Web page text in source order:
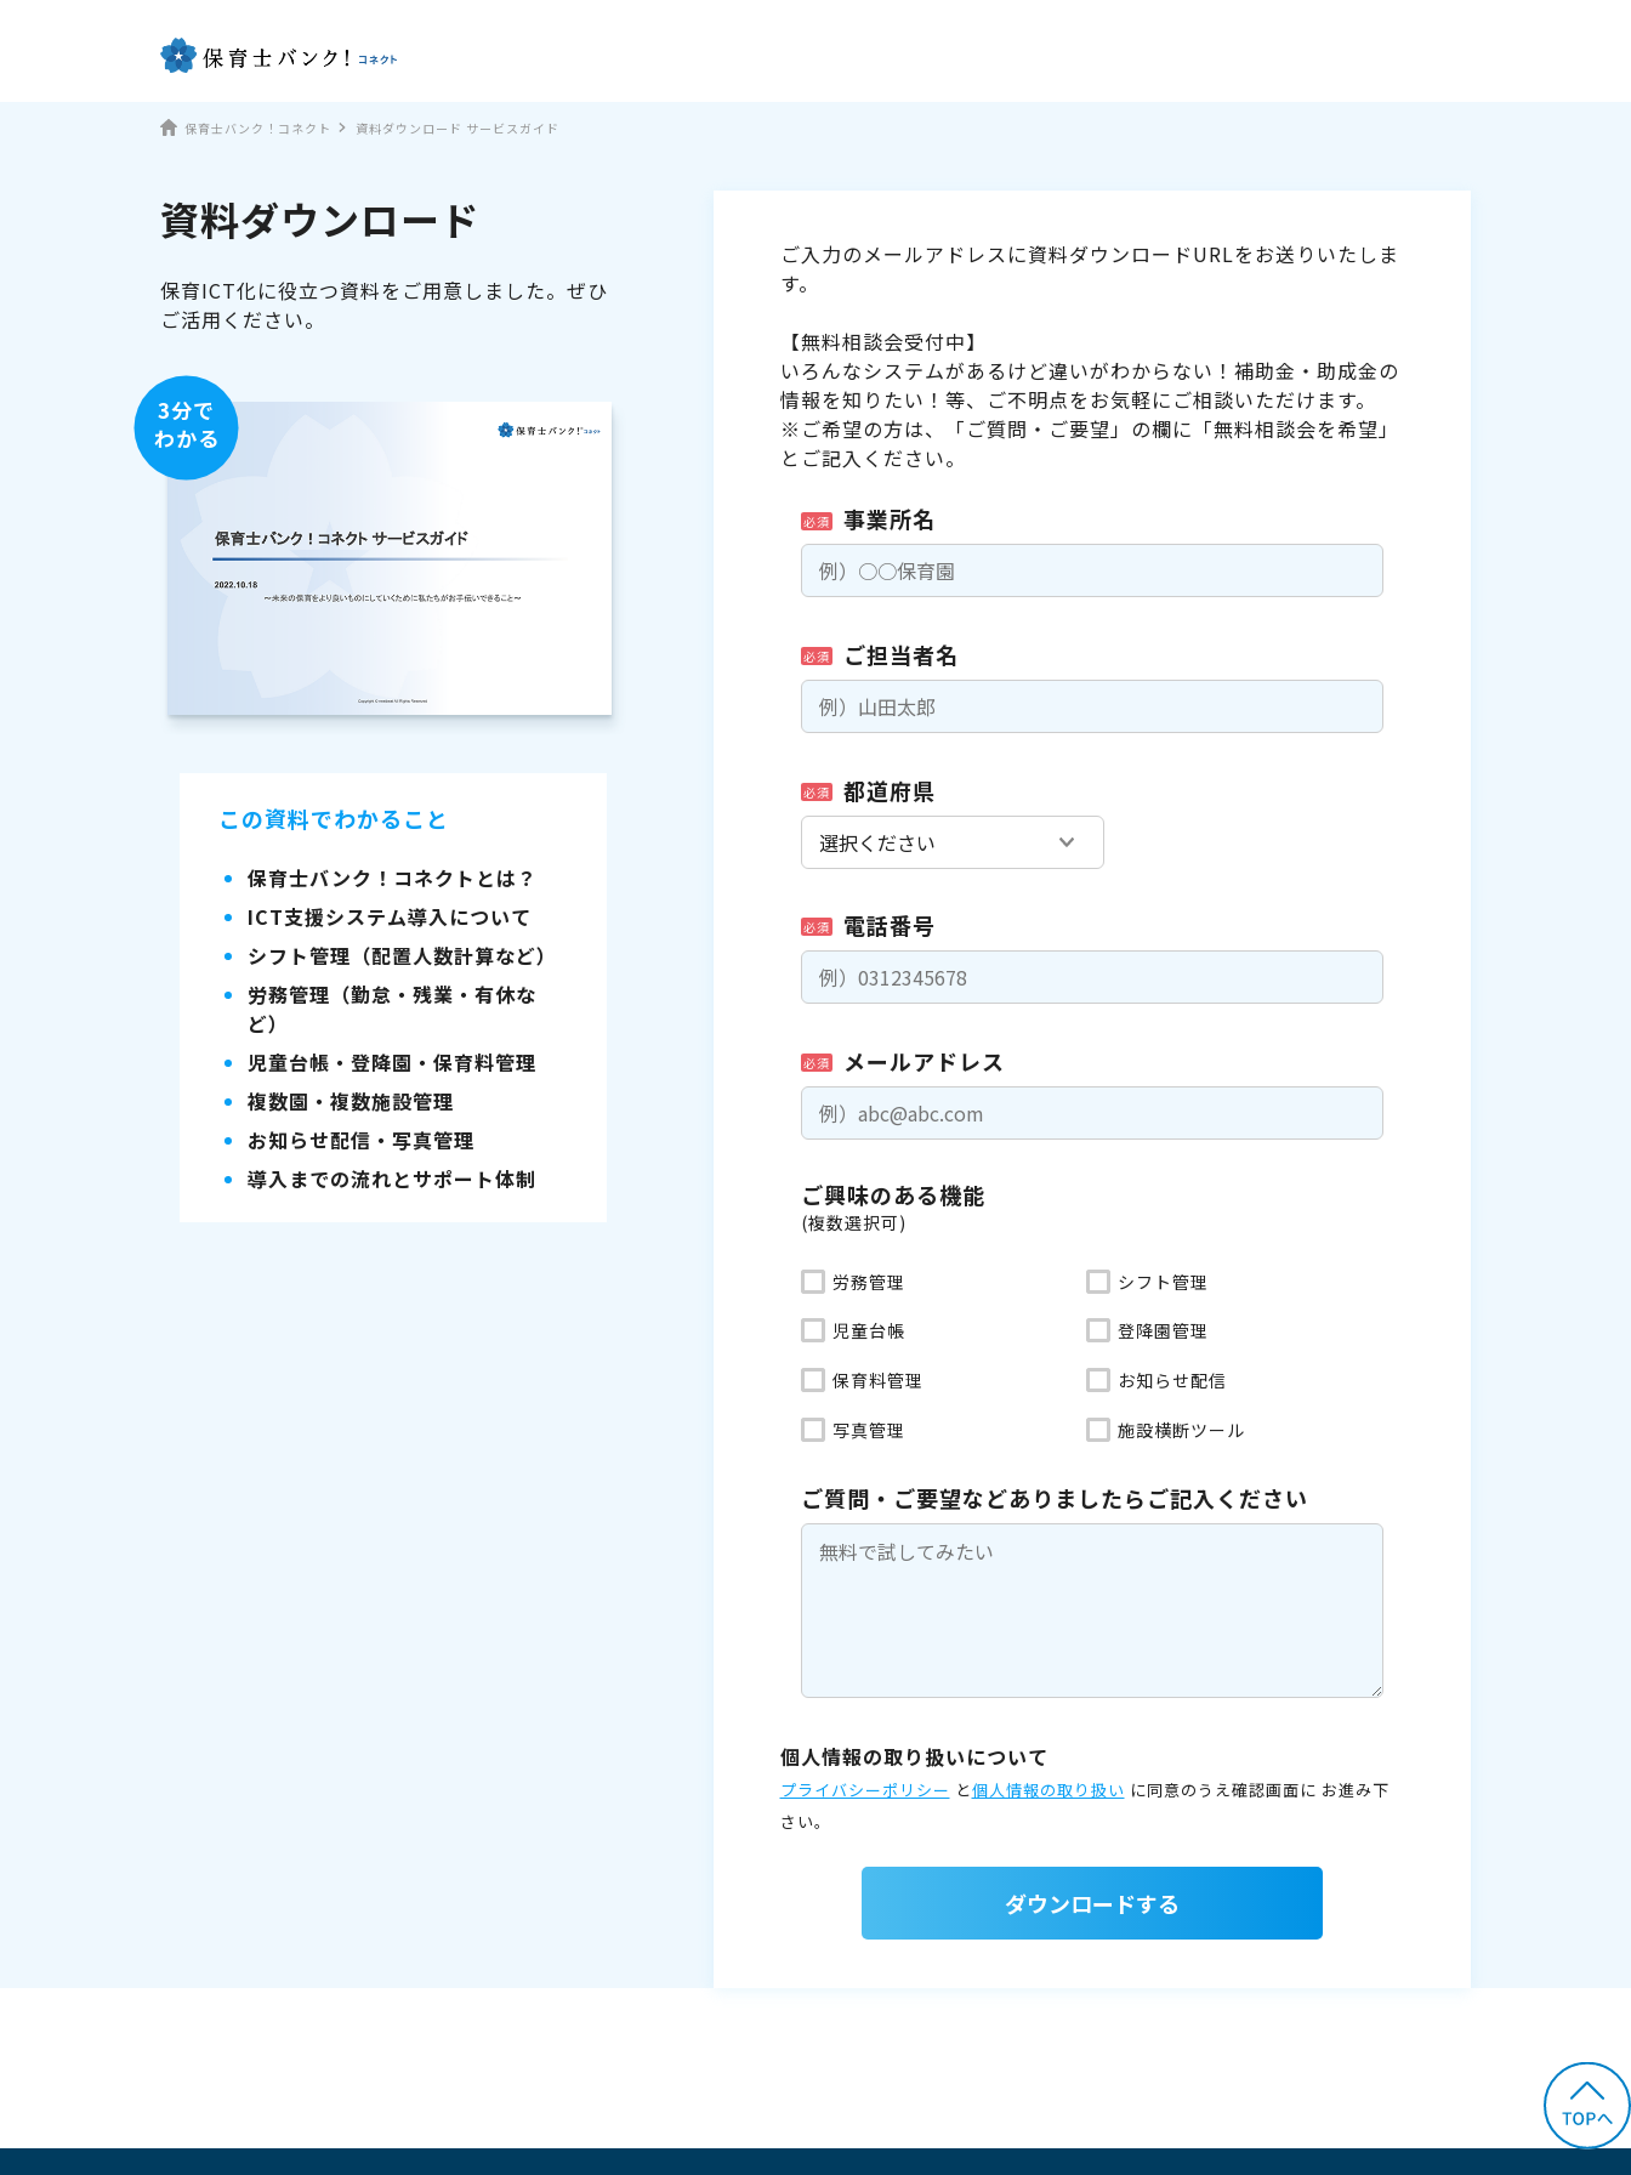
保育士バンク！コネクト 資料ダウンロード サービスガイド
資料ダウンロード
保育ICT化に役立つ資料をご用意しました。ぜひ
ご活用ください。
3分で
わかる
この資料でわかること
保育士バンク！コネクトとは？
ICT支援システム導入について
シフト管理（配置人数計算など）
労務管理（勤怠・残業・有休な
ど）
児童台帳・登降園・保育料管理
複数園・複数施設管理
お知らせ配信・写真管理
導入までの流れとサポート体制
ご入力のメールアドレスに資料ダウンロードURLをお送りいたしま
す。
【無料相談会受付中】
いろんなシステムがあるけど違いがわからない！補助金・助成金の
情報を知りたい！等、ご不明点をお気軽にご相談いただけます。
※ご希望の方は、「ご質問・ご要望」の欄に「無料相談会を希望」
とご記入ください。
必須 事業所名
必須 ご担当者名
必須 都道府県
必須 電話番号
必須 メールアドレス
ご興味のある機能
(複数選択可)
労務管理 シフト管理
児童台帳 登降園管理
保育料管理 お知らせ配信
写真管理 施設横断ツール
ご質問・ご要望などありましたらご記入ください
個人情報の取り扱いについて
プライバシーポリシー と個人情報の取り扱い に同意のうえ確認画面に お進み下
さい。
ダウンロードする